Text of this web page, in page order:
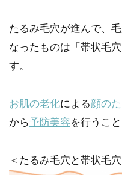
たるみ毛穴が進んで、
なったものは「帯状毛
す。
お肌の老化による顔の
から予防美容を行うこ
＜たるみ毛穴と帯状毛穴